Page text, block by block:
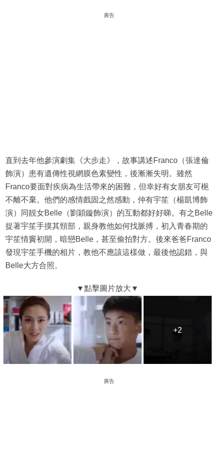
廣告
直到去年他參演劇集《大步走》，故事講述Franco（張達倫
飾演）患有遺傳性視網膜色素變性，後漸漸失明。雖然
Franco要面對疾病為生活帶來的困難，但幸好有女朋友可梔
不離不棄。他們的感情戲固之然感動，仲有宇笙（楊凱博飾
演）同靚女Belle（劉穎鏇飾演）的互動都好好睇。有之Belle
捉著宇笙手摸其頸部，親身教他如何找脈搏，初入青春期的
宇笙情竇初開，暗戀Belle，甚至偷拍對方。後來爸爸Franco
發現宇笙手機的相片，教他不應該這樣做，最後他認錯，與
Belle大方合照。
+2
+2
廣告